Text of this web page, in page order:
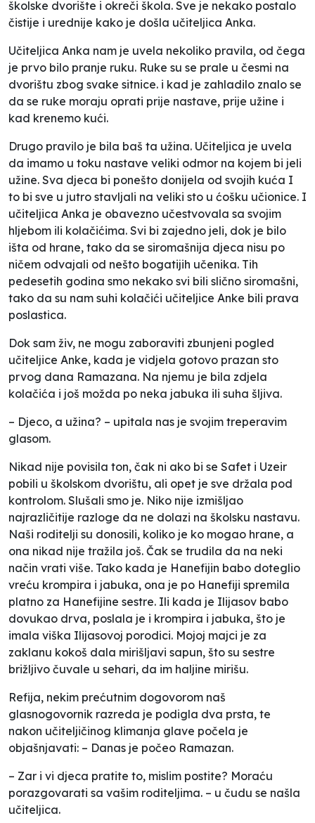
školske dvorište i okreči škola. Sve je nekako postalo
čistije i urednije kako je došla učiteljica Anka.
Učiteljica Anka nam je uvela nekoliko pravila, od čega
je prvo bilo pranje ruku. Ruke su se prale u česmi na
dvorištu zbog svake sitnice. i kad je zahladilo znalo se
da se ruke moraju oprati prije nastave, prije užine i
kad krenemo kući.
Drugo pravilo je bila baš ta užina. Učiteljica je uvela
da imamo u toku nastave veliki odmor na kojem bi jeli
užine. Sva djeca bi ponešto donijela od svojih kuća I
to bi sve u jutro stavljali na veliki sto u ćošku učionice. I
učiteljica Anka je obavezno učestvovala sa svojim
hljebom ili kolačićima. Svi bi zajedno jeli, dok je bilo
išta od hrane, tako da se siromašnija djeca nisu po
ničem odvajali od nešto bogatijih učenika. Tih
pedesetih godina smo nekako svi bili slično siromašni,
tako da su nam suhi kolačići učiteljice Anke bili prava
poslastica.
Dok sam živ, ne mogu zaboraviti zbunjeni pogled
učiteljice Anke, kada je vidjela gotovo prazan sto
prvog dana Ramazana. Na njemu je bila zdjela
kolačića i još možda po neka jabuka ili suha šljiva.
– Djeco, a užina? – upitala nas je svojim treperavim
glasom.
Nikad nije povisila ton, čak ni ako bi se Safet i Uzeir
pobili u školskom dvorištu, ali opet je sve držala pod
kontrolom. Slušali smo je. Niko nije izmišljao
najrazličitije razloge da ne dolazi na školsku nastavu.
Naši roditelji su donosili, koliko je ko mogao hrane, a
ona nikad nije tražila još. Čak se trudila da na neki
način vrati više. Tako kada je Hanefijin babo doteglio
vreću krompira i jabuka, ona je po Hanefiji spremila
platno za Hanefijine sestre. Ili kada je Ilijasov babo
dovukao drva, poslala je i krompira i jabuka, što je
imala viška Ilijasovoj porodici. Mojoj majci je za
zaklanu kokoš dala mirišljavi sapun, što su sestre
brižljivo čuvale u sehari, da im haljine mirišu.
Refija, nekim prećutnim dogovorom naš
glasnogovornik razreda je podigla dva prsta, te
nakon učiteljičinog klimanja glave počela je
objašnjavati: – Danas je počeo Ramazan.
– Zar i vi djeca pratite to, mislim postite? Moraću
porazgovarati sa vašim roditeljima. – u čudu se našla
učiteljica.